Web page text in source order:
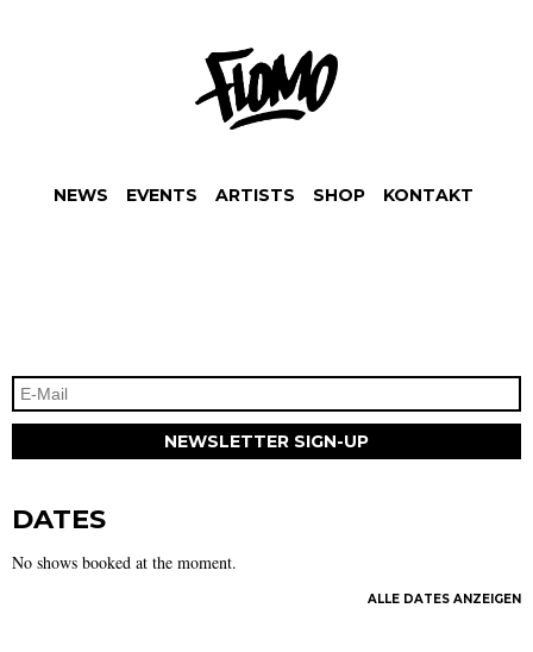
NEWS EVENTS ARTISTS SHOP KONTAKT
DATES
No shows booked at the moment.
ALLE DATES ANZEIGEN